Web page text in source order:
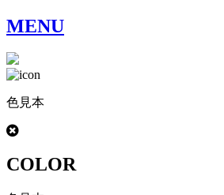
MENU
色見本
COLOR